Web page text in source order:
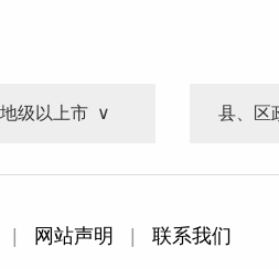
级以上市 县、区
网站声明 联系我们